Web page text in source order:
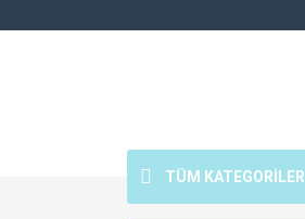
TÜM KATEGORİLER